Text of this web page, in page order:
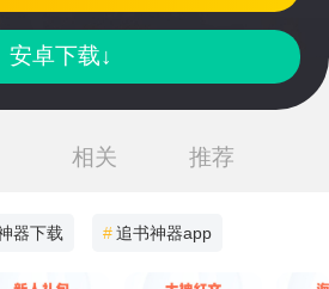
安卓下载↓
相关 推荐
器下载 #追书神器app